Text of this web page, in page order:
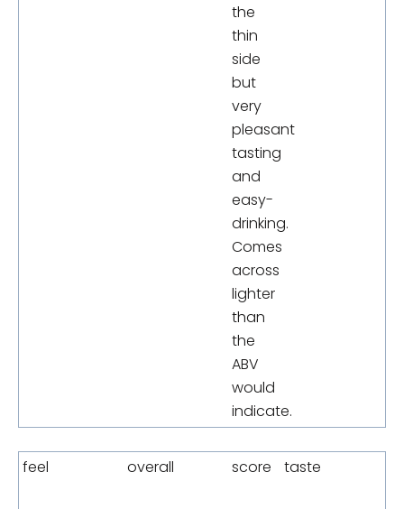
the
thin
side
but
very
pleasant
tasting
and
easy-
drinking.
Comes
across
lighter
than
the
ABV
would
indicate.
feel overall score taste